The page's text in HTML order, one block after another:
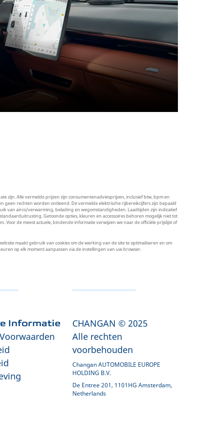
zijn. Alle vermelde prijzen zijn consumentenadviesprijzen, inclusief btw, bpm en
rechten worden ontleend. De vermelde elektrische rijbereikcijfers zijn bepaald
van airco/verwarming, belading en wegomstandigheden. Laadtijden zijn indicatief
Getoonde opties, kleuren en accessoires behoren mogelijk niet tot
de meest actuele, bindende informatie verwijzen we naar de officiële prijslijst of
maakt gebruik van cookies om de werking van de site te optimaliseren en om
op elk moment aanpassen via de instellingen van uw browser.
Informatie
CHANGAN © 2025
Alle rechten
voorbehouden
Changan AUTOMOBILE EUROPE
HOLDING B.V.
De Entree 201, 1101HG Amsterdam,
Netherlands